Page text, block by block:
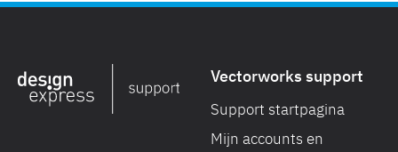
Vectorworks support
Support startpagina
Mijn accounts en